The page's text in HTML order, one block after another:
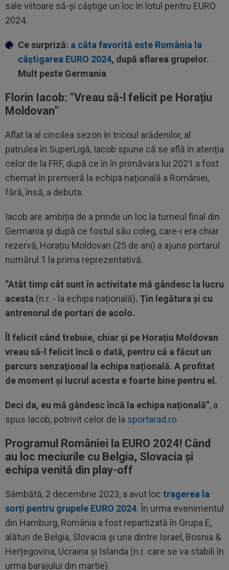
sale viitoare să-și câștige un loc în lotul pentru EURO
2024.
Ce surpriză: a câta favorită este România la
câștigarea EURO 2024, după aflarea grupelor.
Mult peste Germania
Florin Iacob: ”Vreau să-l felicit pe Horațiu
Moldovan”
Aflat la al cincilea sezon în tricoul arădenilor, al
patrulea în SuperLigă, Iacob spune că se află în atenția
celor de la FRF, după ce în în primăvara lui 2021 a fost
chemat în premieră la echipa națională a României,
fără, însă, a debuta.
Iacob are ambiția de a prinde un loc la turneul final din
Germania și după ce fostul său coleg, care-i era chiar
rezervă, Horațiu Moldovan (25 de ani) a ajuns portarul
numărul 1 la prima reprezentativă.
”Atât timp cât sunt în activitate mă gândesc la lucru
acesta (n.r. - la echipa națională). Țin legătura și cu
antrenorul de portari de acolo.
Îl felicit când trebuie, chiar și pe Horațiu Moldovan
vreau să-l felicit încă o dată, pentru că a făcut un
parcurs senzațional la echipa națională. A profitat
de moment și lucrul acesta e foarte bine pentru el.
Deci da, eu mă gândesc încă la echipa națională”, a
spus Iacob, potrivit celor de la sportarad.ro.
Programul României la EURO 2024! Când
au loc meciurile cu Belgia, Slovacia și
echipa venită din play-off
Sâmbătă, 2 decembrie 2023, a avut loc tragerea la
sorți pentru grupele EURO 2024. În urma evenimentul
din Hamburg, România a fost repartizată în Grupa E,
alături de Belgia, Slovacia și una dintre Israel, Bosnia &
Herțegovina, Ucraina și Islanda (n.r. care se va stabili în
urma barajului din martie).